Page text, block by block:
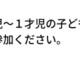
１才児の子
ください。